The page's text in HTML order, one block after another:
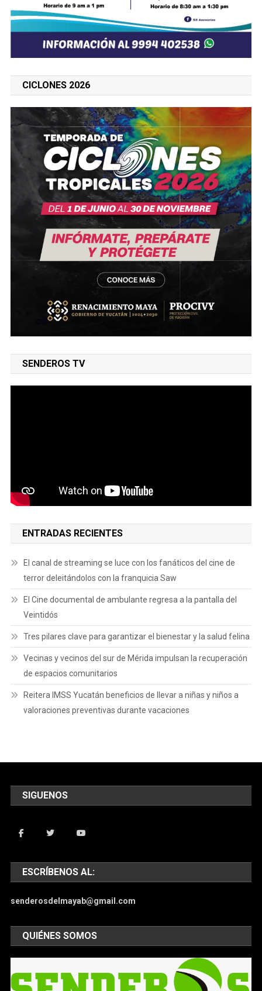
CICLONES 2026
SENDEROS TV
ENTRADAS RECIENTES
El canal de streaming se luce con los fanáticos del cine de
terror deleitándolos con la franquicia Saw
El Cine documental de ambulante regresa a la pantalla del
Veintidós
Tres pilares clave para garantizar el bienestar y la salud felina
Vecinas y vecinos del sur de Mérida impulsan la recuperación
de espacios comunitarios
Reitera IMSS Yucatán beneficios de llevar a niñas y niños a
valoraciones preventivas durante vacaciones
SIGUENOS
ESCRÍBENOS AL:
senderosdelmayab@gmail.com
QUIÉNES SOMOS